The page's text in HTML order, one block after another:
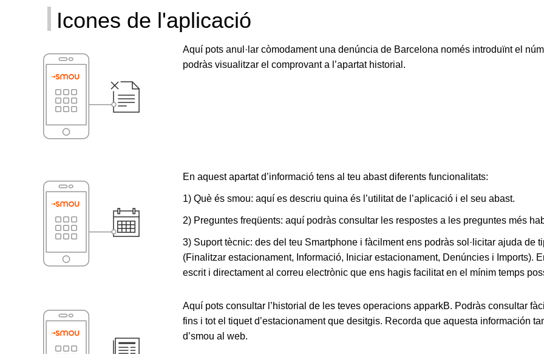
Icones de l'aplicació
Aquí pots anul·lar còmodament una denúncia de Barcelona només introduïnt el
podràs visualitzar el comprovant a l’apartat historial.
En aquest apartat d’informació tens al teu abast diferents funcionalitats:
1) Què és smou: aquí es descriu quina és l’utilitat de l’aplicació i el seu abast.
2) Preguntes freqüents: aquí podràs consultar les respostes a les preguntes més
3) Suport tècnic: des del teu Smartphone i fàcilment ens podràs sol·licitar ajuda de
(Finalitzar estacionament, Informació, Iniciar estacionament, Denúncies i Imports).
escrit i directament al correu electrònic que ens hagis facilitat en el mínim temps
Aquí pots consultar l’historial de les teves operacions apparkB. Podràs consultar
fins i tot el tiquet d’estacionament que desitgis. Recorda que aquesta información
d’smou al web.